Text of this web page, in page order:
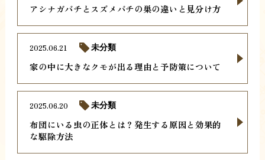
アシナガバチとスズメバチの巣の違いと見分け方
家の中に大きなクモが出る理由と予防策について
2025.06.21 未分類
布団にいる虫の正体とは？発生する原因と効果的
な駆除方法
2025.06.20 未分類